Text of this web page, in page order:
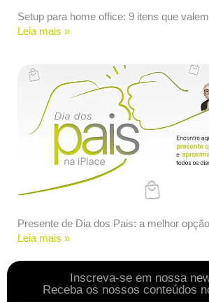
Setup para home office: 9 itens que
Leia mais »
Presente de Dia dos Pais: a melhor
Leia mais »
Inscreva-se em nossa
Receba os nossos conteúdos